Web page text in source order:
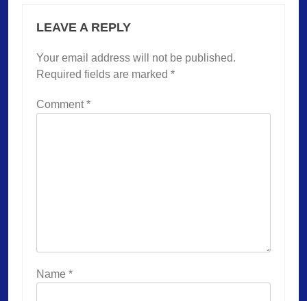
LEAVE A REPLY
Your email address will not be published.
Required fields are marked *
Comment*
Name *